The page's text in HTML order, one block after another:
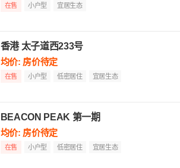
在售 小户型 宜居生态
香港 太子道西233号
均价: 房价待定
在售 小户型 低密居住 宜居生态
BEACON PEAK 第一期
均价: 房价待定
在售 小户型 低密居住 宜居生态